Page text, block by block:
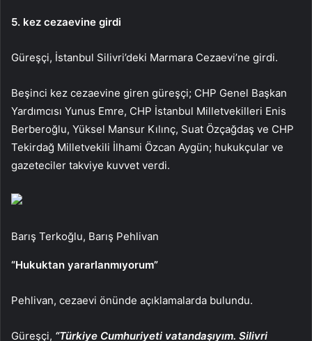
5. kez cezaevine girdi
Güreşçi, İstanbul Silivri’deki Marmara Cezaevi’ne girdi.
Beşinci kez cezaevine giren güreşçi; CHP Genel Başkan
Yardımcısı Yunus Emre, CHP İstanbul Milletvekilleri Enis
Berberoğlu, Yüksel Mansur Kılınç, Suat Özçağdaş ve CHP
Tekirdağ Milletvekili İlhami Özcan Aygün; hukukçular ve
gazeteciler takviye kuvvet verdi.
Barış Terkoğlu, Barış Pehlivan
“Hukuktan yararlanmıyorum”
Pehlivan, cezaevi önünde açıklamalarda bulundu.
Güreşçi, “Türkiye Cumhuriyeti vatandaşıyım. Silivri